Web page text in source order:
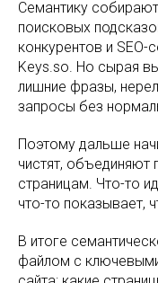
Семантику
поисковых
конкурентов и
Keys.so. Но сырая
лишние фразы,
запросы без
Поэтому дальше
чистят,
страницам. Что-то
что-то показывает,
В итоге
файлом с